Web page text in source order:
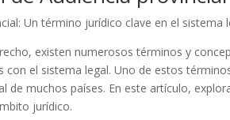
Un término jurídico clave en el sistema
existen numerosos términos y
con el sistema legal. Uno de estos
de muchos países. En este artículo,
jurídico.